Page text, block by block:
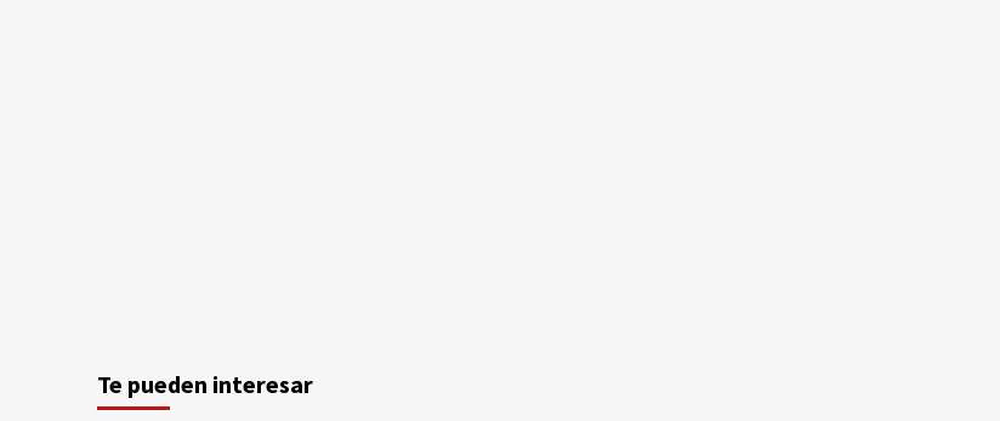
Te pueden interesar